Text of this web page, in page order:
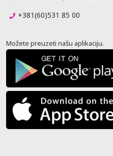
+381(60)531 85 00
Možete preuzeti našu aplikaciju.